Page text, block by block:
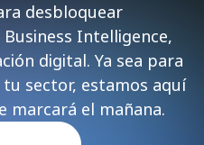
desbloquear
Intelligence,
digital. Ya sea para
sector, estamos aquí
marcará el mañana.